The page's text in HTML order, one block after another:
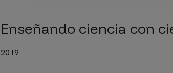
Enseñando ciencia con
2019